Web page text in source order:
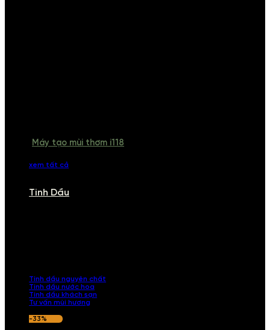
Máy tạo mùi thơm i118
xem tất cả
Tinh Dầu
Tinh dầu nguyên chất
Tinh dầu nước hoa
Tinh dầu khách sạn
Tư vấn mùi hương
-33%